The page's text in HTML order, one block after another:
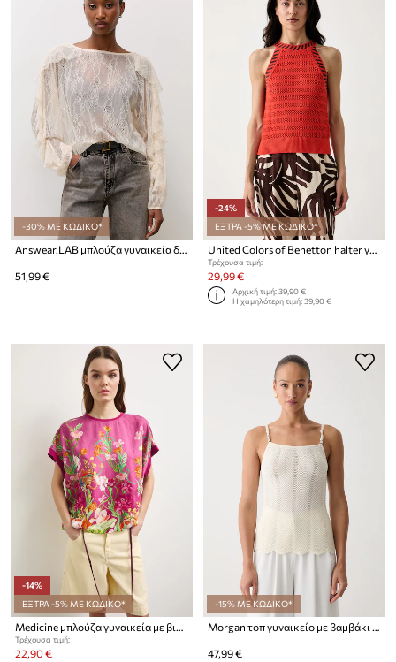
-30% ΜΕ ΚΩΔΙΚΟ*
Answear.LAB μπλούζα γυναικεία δαντελένια
51,99 €
-24%
ΕΞΤΡΑ -5% ΜΕ ΚΩΔΙΚΟ*
United Colors of Benetton halter γυναικεία openwork
Τρέχουσα τιμή:
29,99 €
Αρχική τιμή:39,90 €
Η χαμηλότερη τιμή:39,90 €
-14%
ΕΞΤΡΑ -5% ΜΕ ΚΩΔΙΚΟ*
Medicine μπλούζα γυναικεία με βισκόζη
Τρέχουσα τιμή:
22,90 €
-15% ΜΕ ΚΩΔΙΚΟ*
Morgan τοπ γυναικείο με βαμβάκι MOLOVIC
47,99 €